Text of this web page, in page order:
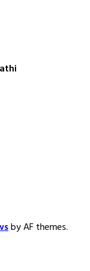
by AF themes.